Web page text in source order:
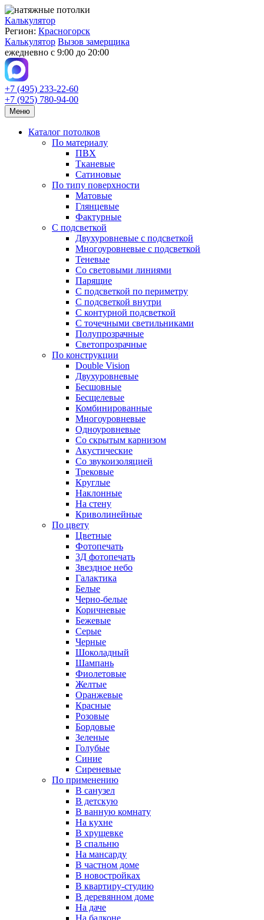
Калькулятор
Регион: Красногорск
Калькулятор Вызов замерщика
ежедневно с 9:00 до 20:00
+7 (495) 233-22-60
+7 (925) 780-94-00
Меню
Каталог потолков
По материалу
ПВХ
Тканевые
Сатиновые
По типу поверхности
Матовые
Глянцевые
Фактурные
С подсветкой
Двухуровневые с подсветкой
Многоуровневые с подсветкой
Теневые
Со световыми линиями
Парящие
С подсветкой по периметру
С подсветкой внутри
С контурной подсветкой
С точечными светильниками
Полупрозрачные
Светопрозрачные
По конструкции
Double Vision
Двухуровневые
Бесшовные
Бесщелевые
Комбинированные
Многоуровневые
Одноуровневые
Со скрытым карнизом
Акустические
Со звукоизоляцией
Трековые
Круглые
Наклонные
На стену
Криволинейные
По цвету
Цветные
Фотопечать
3Д фотопечать
Звездное небо
Галактика
Белые
Черно-белые
Коричневые
Бежевые
Серые
Черные
Шоколадный
Шампань
Фиолетовые
Желтые
Оранжевые
Красные
Розовые
Бордовые
Зеленые
Голубые
Синие
Сиреневые
По применению
В санузел
В детскую
В ванную комнату
На кухне
В хрущевке
В спальню
На мансарду
В частном доме
В новостройках
В квартиру-студию
В деревянном доме
На даче
На балконе